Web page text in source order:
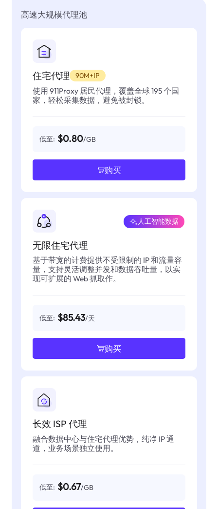
高速大规模代理池
住宅代理 90M+IP
使用 911Proxy 居民代理，覆盖全球 195 个国
家，轻松采集数据，避免被封锁。
低至: $0.80/GB
购买
无限住宅代理
人工智能数据
基于带宽的计费提供不受限制的 IP 和流量容
量，支持灵活调整并发和数据吞吐量，以实
现可扩展的 Web 抓取作。
低至: $85.43/天
购买
长效 ISP 代理
融合数据中心与住宅代理优势，纯净 IP 通
道，业务场景独立使用。
低至: $0.67/GB